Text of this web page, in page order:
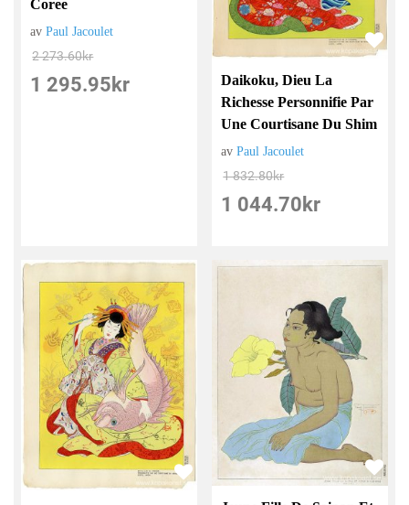
Coree
avPaul Jacoulet
2 273.60kr
1 295.95 kr
Daikoku, Dieu La
Richesse Personnifie Par
Une Courtisane Du Shim
avPaul Jacoulet
1 832.80kr
1 044.70 kr